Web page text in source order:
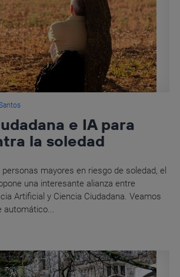
e IA para
la soledad
mayores en riesgo de soledad, el
una interesante alianza entre
Artificial y Ciencia Ciudadana. Veamos
automático...